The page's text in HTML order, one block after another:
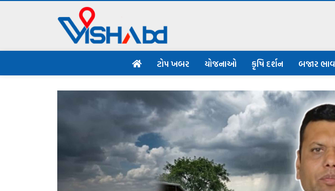
ટોપ ખબર યોજનાઓ કૃષિ દર્શન બજાર ભાવ